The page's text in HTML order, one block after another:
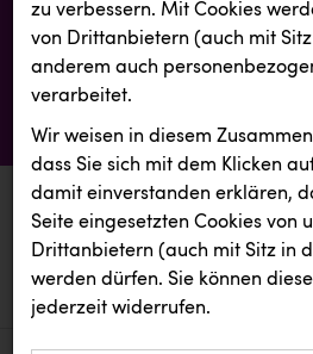
aktuelle aussendungen
aktuelle aussendungen
zu verbessern. Mit Cookies
von Drittanbietern (auch mit
anderem auch
verarbeitet.
Wir weisen in diesem
dass Sie sich mit dem Klicken
damit ein­ver­standen erklären,
Seite eingesetzten Cookies von
Drittanbietern (auch mit Sitz in
werden dürfen. Sie können
jederzeit widerrufen.